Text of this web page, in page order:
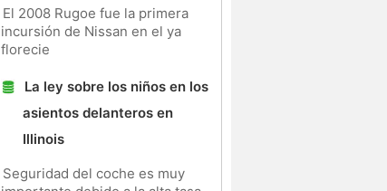
El 2008 Rugoe fue la primera
incursión de Nissan en el ya
florecie
La ley sobre los niños en los
asientos delanteros en
Illinois
Seguridad del coche es muy